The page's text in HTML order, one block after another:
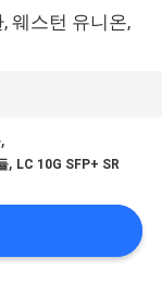
웨스턴 유니온,
,
, LC 10G SFP+ SR